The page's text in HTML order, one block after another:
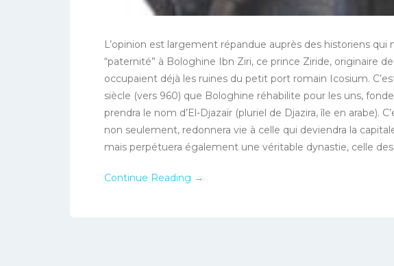
L’opinion est largement répandue auprès des historiens
“paternité” à Bologhine Ibn Ziri, ce prince Ziride, originaire
occupaient déjà les ruines du petit port romain Icosium.
siècle (vers 960) que Bologhine réhabilite pour les uns,
prendra le nom d’El-Djazaïr (pluriel de Djazira, île en arabe).
non seulement, redonnera vie à celle qui deviendra la
mais perpétuera également une véritable dynastie, celle des
Continue Reading →